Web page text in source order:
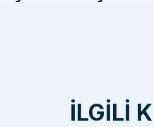
İLGILI